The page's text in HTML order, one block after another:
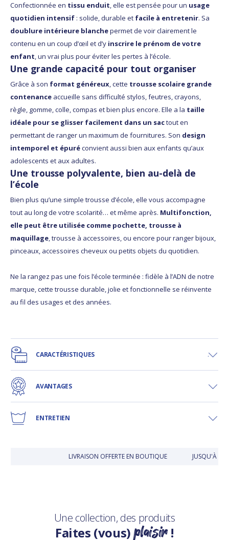
Confectionnée en tissu enduit, elle est pensée pour un usage
quotidien intensif : solide, durable et facile à entretenir. Sa
doublure intérieure blanchepermet de voir clairement le
contenu en un coup d’œil et d’y inscrire le prénom de votre
enfant, un vrai plus pour éviter les pertes à l’école.
Une grande capacité pour tout organiser
Grâce à son format généreux, cette trousse scolaire grande
contenance accueille sans difficulté stylos, feutres, crayons,
règle, gomme, colle, compas et bien plus encore. Elle a la taille
idéale pour se glisser facilement dans un sactout en
permettant de ranger un maximum de fournitures. Son design
intemporel et épuréconvient aussi bien aux enfants qu’aux
adolescents et aux adultes.
Une trousse polyvalente, bien au-delà de
l’école
Bien plus qu’une simple trousse d’école, elle vous accompagne
tout au long de votre scolarité… et même après. Multifonction,
elle peut être utilisée comme pochette, trousse à
maquillage, trousse à accessoires, ou encore pour ranger bijoux,
pinceaux, accessoires cheveux ou petits objets du quotidien.
Ne la rangez pas une fois l’école terminée : fidèle à l’ADN de notre
marque, cette trousse durable, jolie et fonctionnelle se réinvente
au fil des usages et des années.
CARACTÉRISTIQUES
AVANTAGES
ENTRETIEN
LIVRAISON OFFERTE EN BOUTIQUE JUSQU'À 30
Une collection, des produits
Faites (vous)plaisir!